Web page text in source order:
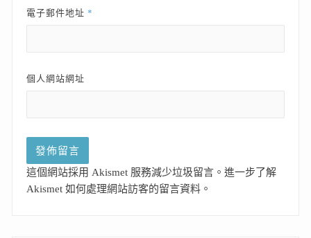
電子郵件地址 *
個人網站網址
這個網站採用 Akismet 服務減少垃圾留言。 進一步了解
Akismet 如何處理網站訪客的留言資料 。